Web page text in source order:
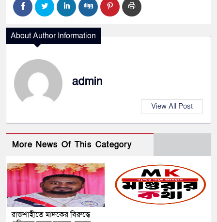
About Author Information
admin
View All Post
More News Of This Category
রাজশাহীতে মাদকের বিরুদ্ধে